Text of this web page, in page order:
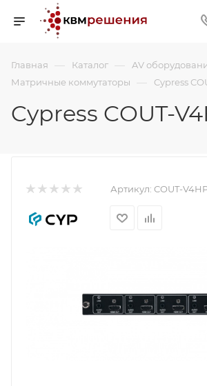
Главная — Каталог — AV
Матричные коммутаторы — Cypress
Cypress COUT-
Артикул: COUT-